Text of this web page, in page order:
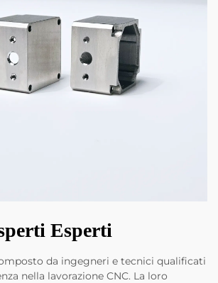
Esperti
da ingegneri e tecnici qualificati
nella lavorazione CNC. La loro